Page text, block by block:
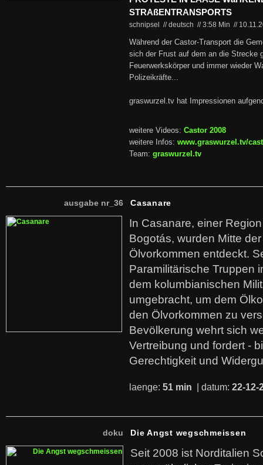
STRAßENTRANSPORTS
schnipsel // deutsch //3:58 Min //
Während der Castor-Transport die
sich der Frust auf dem an die Strecke
Feuerwerkskörper und immer wieder
Polizeikräfte...
graswurzel.tv hat Impressionen
weitere Videos: Castor 2008
weitere Infos: www.graswurzel.tv/
Team: graswurzel.tv
ausgabe nr_36 Casanare
In Casanare, einer
Bogotás, wurden Mitte
Ölvorkommen entdeckt.
Paramilitärische Truppen
dem kolumbianischen
umgebracht, um dem
den Ölvorkommen zu
Bevölkerung wehrt sich
Vertreibung und fordert -
Gerechtigkeit und
laenge: 51 min | datum: 22-12-
doku Die Angst wegschmeissen
Seit 2008 ist Norditalien